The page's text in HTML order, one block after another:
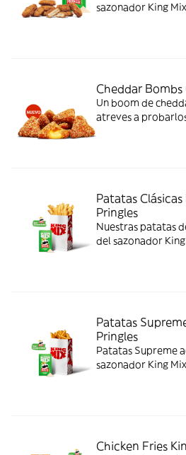
sazonador King
Cheddar Bombs
Un boom de
atreves a
Patatas Clásicas
Pringles
Nuestras patatas de
del sazonador
Patatas
Pringles
Patatas Supreme
sazonador King
Chicken Fries